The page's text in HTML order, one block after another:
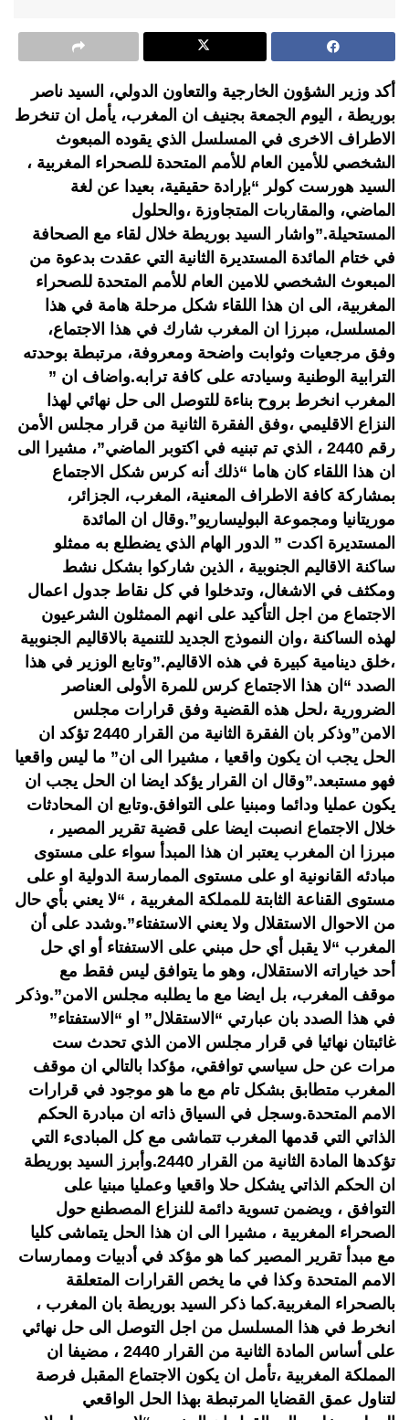
أكد وزير الشؤون الخارجية والتعاون الدولي، السيد ناصر
بوريطة ، اليوم الجمعة بجنيف ان المغرب، يأمل ان تنخرط
الاطراف الاخرى في المسلسل الذي يقوده المبعوث
الشخصي للأمين العام للأمم المتحدة للصحراء المغربية ،
السيد هورست كولر “بإرادة حقيقية، بعيدا عن لغة
الماضي، والمقاربات المتجاوزة ،والحلول
المستحيلة.”واشار السيد بوريطة خلال لقاء مع الصحافة
في ختام المائدة المستديرة الثانية التي عقدت بدعوة من
المبعوث الشخصي للامين العام للأمم المتحدة للصحراء
المغربية، الى ان هذا اللقاء شكل مرحلة هامة في هذا
المسلسل، مبرزا ان المغرب شارك في هذا الاجتماع،
وفق مرجعيات وثوابت واضحة ومعروفة، مرتبطة بوحدته
الترابية الوطنية وسيادته على كافة ترابه.واضاف ان ”
المغرب انخرط بروح بناءة للتوصل الى حل نهائي لهذا
النزاع الاقليمي ،وفق الفقرة الثانية من قرار مجلس الأمن
رقم 2440 ، الذي تم تبنيه في اكتوبر الماضي”، مشيرا الى
ان هذا اللقاء كان هاما “ذلك أنه كرس شكل الاجتماع
بمشاركة كافة الاطراف المعنية، المغرب، الجزائر،
موريتانيا ومجموعة البوليساريو”.وقال ان المائدة
المستديرة اكدت ” الدور الهام الذي يضطلع به ممثلو
ساكنة الاقاليم الجنوبية ، الذين شاركوا بشكل نشط
ومكثف في الاشغال، وتدخلوا في كل نقاط جدول اعمال
الاجتماع من اجل التأكيد على انهم الممثلون الشرعيون
لهذه الساكنة ،وان النموذج الجديد للتنمية بالاقاليم الجنوبية
،خلق دينامية كبيرة في هذه الاقاليم.”وتابع الوزير في هذا
الصدد “ان هذا الاجتماع كرس للمرة الأولى العناصر
الضرورية ،لحل هذه القضية وفق قرارات مجلس
الامن”وذكر بان الفقرة الثانية من القرار 2440 تؤكد ان
الحل يجب ان يكون واقعيا ، مشيرا الى ان” ما ليس واقعيا
فهو مستبعد.”وقال ان القرار يؤكد ايضا ان الحل يجب ان
يكون عمليا ودائما ومبنيا على التوافق.وتابع ان المحادثات
خلال الاجتماع انصبت ايضا على قضية تقرير المصير ،
مبرزا ان المغرب يعتبر ان هذا المبدأ سواء على مستوى
مبادئه القانونية او على مستوى الممارسة الدولية او على
مستوى القناعة الثابتة للمملكة المغربية ، “لا يعني بأي حال
من الاحوال الاستقلال ولا يعني الاستفتاء”.وشدد على أن
المغرب “لا يقبل أي حل مبني على الاستفتاء أو اي حل
أحد خياراته الاستقلال، وهو ما يتوافق ليس فقط مع
موقف المغرب، بل ايضا مع ما يطلبه مجلس الامن”.وذكر
في هذا الصدد بان عبارتي “الاستقلال” او “الاستفتاء”
غائبتان نهائيا في قرار مجلس الامن الذي تحدث ست
مرات عن حل سياسي توافقي، مؤكدا بالتالي ان موقف
المغرب متطابق بشكل تام مع ما هو موجود في قرارات
الامم المتحدة.وسجل في السياق ذاته ان مبادرة الحكم
الذاتي التي قدمها المغرب تتماشى مع كل المبادىء التي
تؤكدها المادة الثانية من القرار 2440.وأبرز السيد بوريطة
ان الحكم الذاتي يشكل حلا واقعيا وعمليا مبنيا على
التوافق ، ويضمن تسوية دائمة للنزاع المصطنع حول
الصحراء المغربية ، مشيرا الى ان هذا الحل يتماشى كليا
مع مبدأ تقرير المصير كما هو مؤكد في أدبيات وممارسات
الامم المتحدة وكذا في ما يخص القرارات المتعلقة
بالصحراء المغربية.كما ذكر السيد بوريطة بان المغرب ،
انخرط في هذا المسلسل من اجل التوصل الى حل نهائي
على أساس المادة الثانية من القرار 2440 ، مضيفا ان
المملكة المغربية ،تأمل ان يكون الاجتماع المقبل فرصة
لتناول عمق القضايا المرتبطة بهذا الحل الواقعي